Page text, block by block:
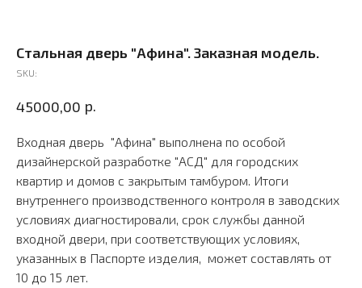
Стальная дверь "Афина". Заказная модель.
SKU:
45000,00 р.
Входная дверь "Афина" выполнена по особой
дизайнерской разработке "АСД" для городских
квартир и домов с закрытым тамбуром. Итоги
внутреннего производственного контроля в заводских
условиях диагностировали, срок службы данной
входной двери, при соответствующих условиях,
указанных в Паспорте изделия, может составлять от
10 до 15 лет.